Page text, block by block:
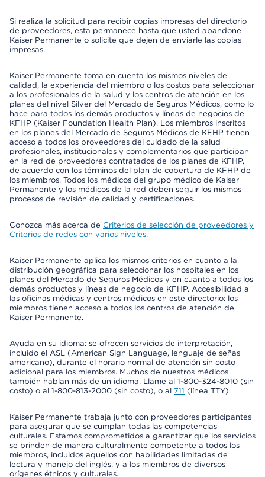
Si realiza la solicitud para recibir copias impresas del directorio
de proveedores, esta permanece hasta que usted abandone
Kaiser Permanente o solicite que dejen de enviarle las copias
impresas.
Kaiser Permanente toma en cuenta los mismos niveles de
calidad, la experiencia del miembro o los costos para seleccionar
a los profesionales de la salud y los centros de atención en los
planes del nivel Silver del Mercado de Seguros Médicos, como lo
hace para todos los demás productos y líneas de negocios de
KFHP (Kaiser Foundation Health Plan). Los miembros inscritos
en los planes del Mercado de Seguros Médicos de KFHP tienen
acceso a todos los proveedores del cuidado de la salud
profesionales, institucionales y complementarios que participan
en la red de proveedores contratados de los planes de KFHP,
de acuerdo con los términos del plan de cobertura de KFHP de
los miembros. Todos los médicos del grupo médico de Kaiser
Permanente y los médicos de la red deben seguir los mismos
procesos de revisión de calidad y certificaciones.
Conozca más acerca de Criterios de selección de proveedores y
Criterios de redes con varios niveles.
Kaiser Permanente aplica los mismos criterios en cuanto a la
distribución geográfica para seleccionar los hospitales en los
planes del Mercado de Seguros Médicos y en cuanto a todos los
demás productos y líneas de negocio de KFHP. Accesibilidad a
las oficinas médicas y centros médicos en este directorio: los
miembros tienen acceso a todos los centros de atención de
Kaiser Permanente.
Ayuda en su idioma: se ofrecen servicios de interpretación,
incluido el ASL (American Sign Language, lenguaje de señas
americano), durante el horario normal de atención sin costo
adicional para los miembros. Muchos de nuestros médicos
también hablan más de un idioma. Llame al 1-800-324-8010 (sin
costo) o al 1-800-813-2000 (sin costo), o al 711 (línea TTY).
Kaiser Permanente trabaja junto con proveedores participantes
para asegurar que se cumplan todas las competencias
culturales. Estamos comprometidos a garantizar que los servicios
se brinden de manera culturalmente competente a todos los
miembros, incluidos aquellos con habilidades limitadas de
lectura y manejo del inglés, y a los miembros de diversos
orígenes étnicos y culturales.